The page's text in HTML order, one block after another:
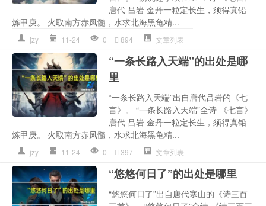
唐代 吕岩 金丹一粒定长生，须得真铅
炼甲庚。 火取南方赤凤髓，水求北海黑龟精...
jzy 11-24 0 894 文章列表
“一条长路入天端”的出处是哪
里
“一条长路入天端”出自唐代吕岩的《七
言》。 “一条长路入天端”全诗 《七言》
唐代 吕岩 金丹一粒定长生，须得真铅
炼甲庚。 火取南方赤凤髓，水求北海黑龟精...
jzy 11-24 0 397 文章列表
“悠悠何日了”的出处是哪里
“悠悠何日了”出自唐代寒山的《诗三百